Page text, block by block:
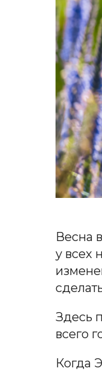
Весна
у всех
Здесь
всего
Когда